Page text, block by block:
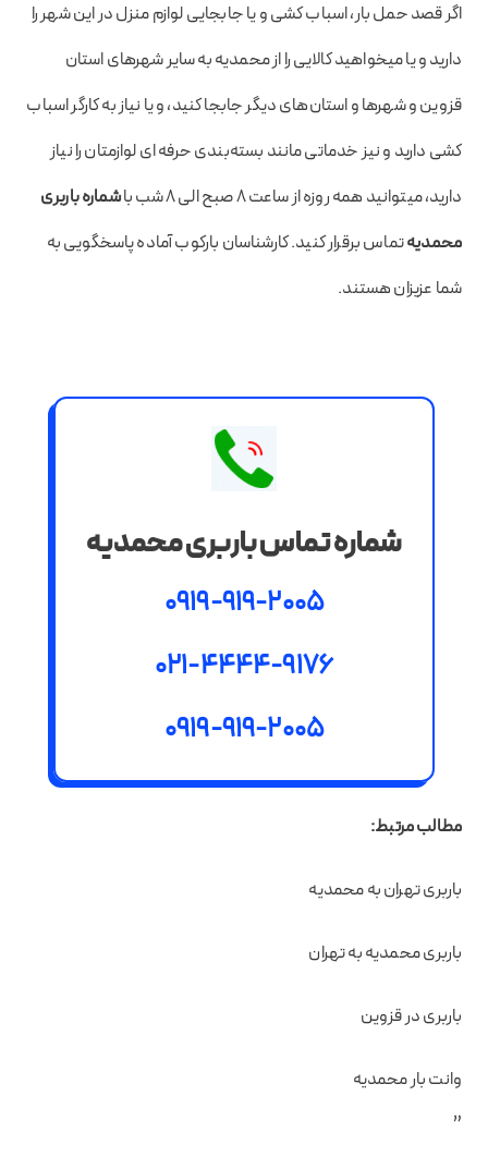
اگر قصد حمل بار، اسباب کشی و یا جابجایی لوازم منزل در این شهر را
دارید و یا میخواهید کالایی را از محمدیه به سایر شهرهای استان
قزوین و شهرها و استان‌های دیگر جابجا کنید، و یا نیاز به کارگر اسباب
کشی دارید و نیز خدماتی مانند بسته‌بندی حرفه ای لوازمتان را نیاز
دارید، میتوانید همه روزه از ساعت 8 صبح الی 8 شب با
شماره باربری
محمدیهتماس برقرار کنید. کارشناسان بارکوب آماده پاسخگویی به
شما عزیزان هستند.
شماره تماس باربری محمدیه
0919-919-2005
021-4444-9176
0919-919-2005
مطالب مرتبط:
باربری تهران به محمدیه
باربری محمدیه به تهران
باربری در قزوین
وانت بار محمدیه
”